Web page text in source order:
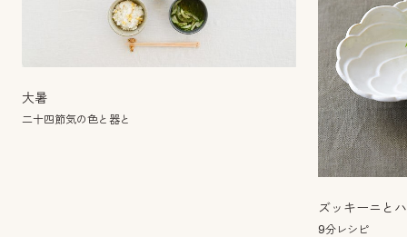
大暑
二十四節気の色と器と
ズッキーニと
9分レシピ